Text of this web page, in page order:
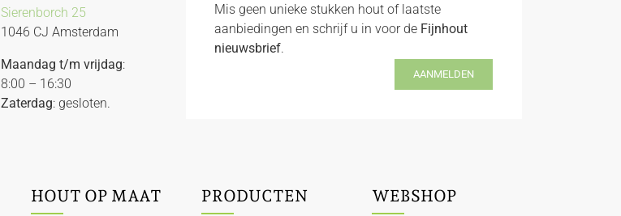
Sierenborch 25
1046 CJ Amsterdam
Maandag t/m vrijdag:
8:00 – 16:30
Zaterdag: gesloten.
Mis geen unieke stukken hout of laatste
aanbiedingen en schrijf u in voor de Fijnhout
nieuwsbrief.
AANMELDEN
HOUT OP MAAT PRODUCTEN WEBSHOP